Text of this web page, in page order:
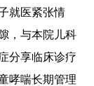
就医紧张情
，与本院儿科
分享临床诊疗
哮喘长期管理